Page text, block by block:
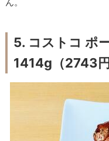
ん。
5. コストコ ポ
1414g（2743円